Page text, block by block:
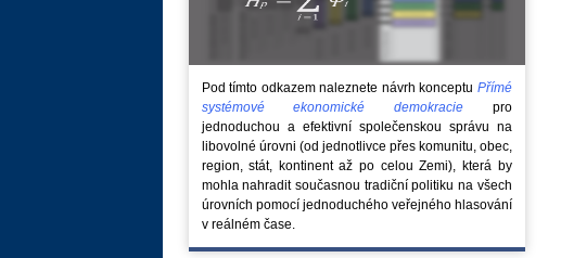
Pod tímto odkazem naleznete návrh konceptu Přímé
systémové ekonomické demokracie pro
jednoduchou a efektivní společenskou správu na
libovolné úrovni (od jednotlivce přes komunitu, obec,
region, stát, kontinent až po celou Zemi), která by
mohla nahradit současnou tradiční politiku na všech
úrovních pomocí jednoduchého veřejného hlasování
v reálném čase.